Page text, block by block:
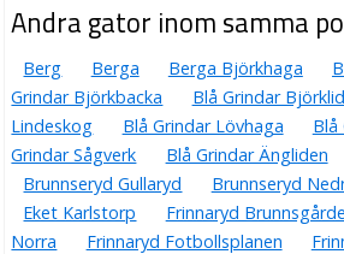
Andra gator inom samma
Berg Berga Berga Björkhaga
Grindar Björkbacka
Blå Grindar
Lindeskog
Blå Grindar Lövhaga Blå
Grindar Sågverk
Blå Grindar Ängliden
Brunnseryd Gullaryd
Brunnseryd
Eket Karlstorp
Frinnaryd
Norra
Frinnaryd Fotbollsplanen